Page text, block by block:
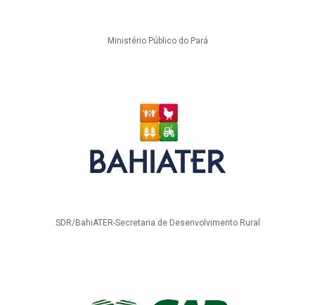
Ministério Público do Pará
SDR/BahiATER-Secretaria de Desenvolvimento Rural